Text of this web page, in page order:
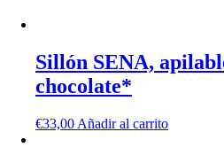
Sillón SENA,
chocolate*
€33,00 Añadir al carrito